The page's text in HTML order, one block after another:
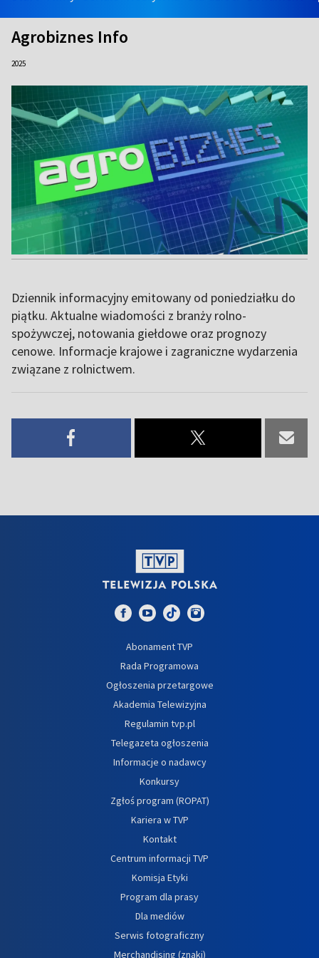
Agrobiznes Info
2025
Dziennik informacyjny emitowany od poniedziałku do
piątku. Aktualne wiadomości z branży rolno-
spożywczej, notowania giełdowe oraz prognozy
cenowe. Informacje krajowe i zagraniczne wydarzenia
związane z rolnictwem.
Abonament TVP
Rada Programowa
Ogłoszenia przetargowe
Akademia Telewizyjna
Regulamin tvp.pl
Telegazeta ogłoszenia
Informacje o nadawcy
Konkursy
Zgłoś program (ROPAT)
Kariera w TVP
Kontakt
Centrum informacji TVP
Komisja Etyki
Program dla prasy
Dla mediów
Serwis fotograficzny
Merchandising (znaki)